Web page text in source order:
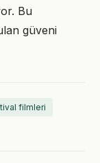
Bu
güveni
filmleri